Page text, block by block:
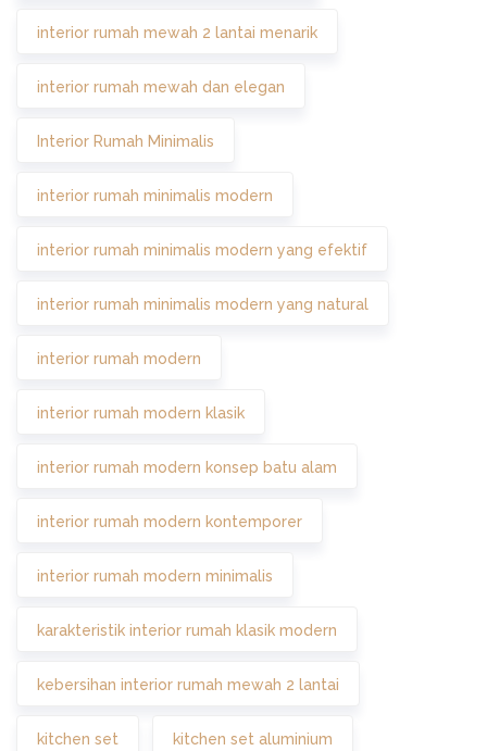
interior rumah mewah 2 lantai menarik
interior rumah mewah dan elegan
Interior Rumah Minimalis
interior rumah minimalis modern
interior rumah minimalis modern yang efektif
interior rumah minimalis modern yang natural
interior rumah modern
interior rumah modern klasik
interior rumah modern konsep batu alam
interior rumah modern kontemporer
interior rumah modern minimalis
karakteristik interior rumah klasik modern
kebersihan interior rumah mewah 2 lantai
kitchen set kitchen set aluminium